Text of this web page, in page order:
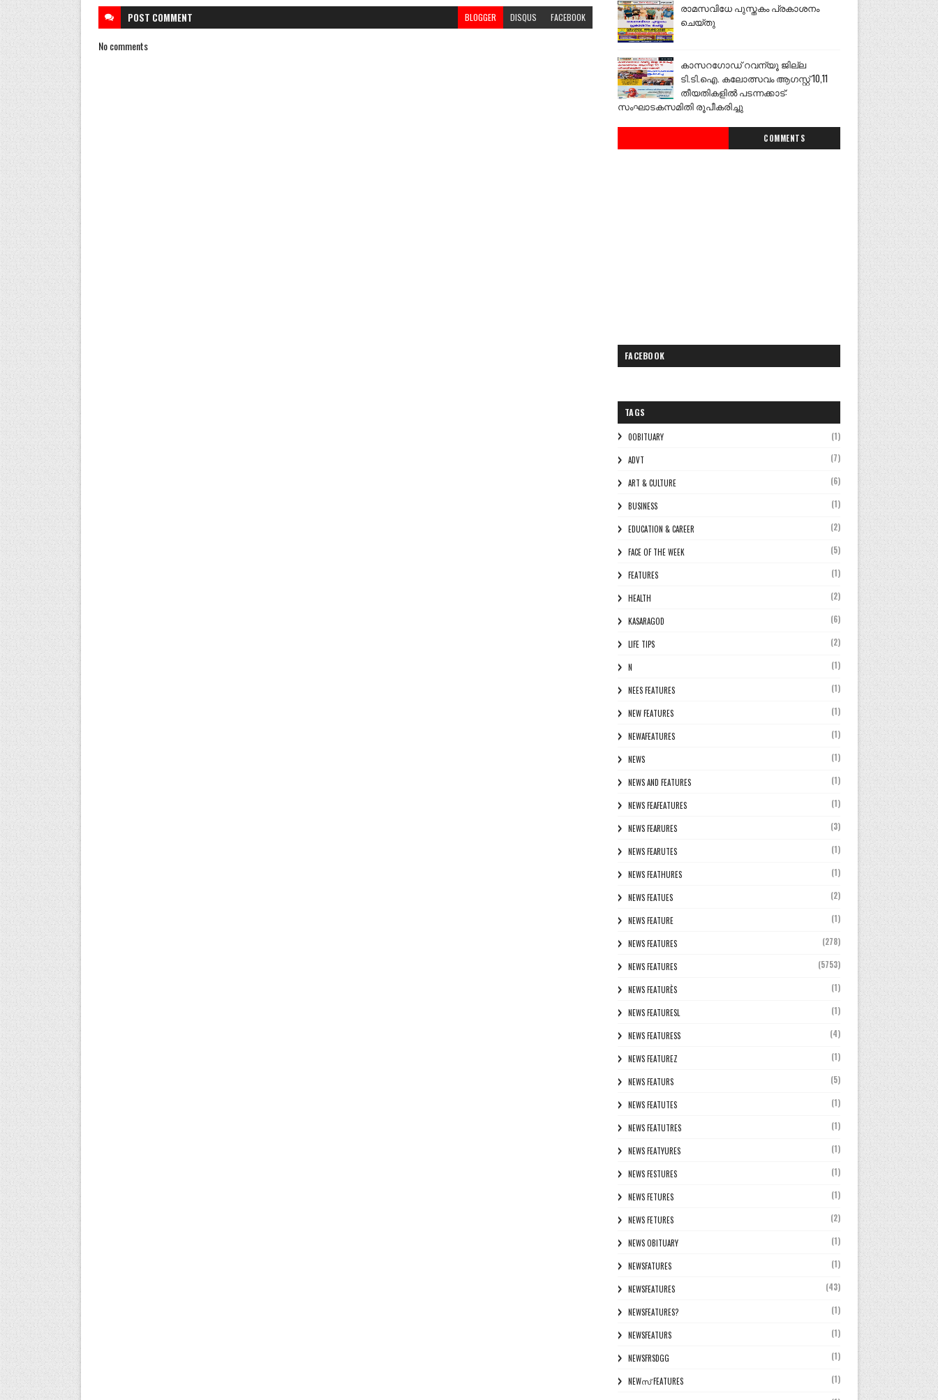
POST COMMENT BLOGGER DISQUS FACEBOOK
No comments
രാമസവിധേ പുസ്തകം പ്രകാശനം
ചെയ്തു
കാസറഗോഡ് റവന്യൂ ജില്ല
ടി.ടി.ഐ. കലോത്സവം ആഗസ്റ്റ് 10,11
തീയതികളിൽ പടന്നക്കാട്:
സംഘാടകസമിതി രൂപീകരിച്ചു
COMMENTS
FACEBOOK
TAGS
0OBITUARY (1)
ADVT (7)
ART & CULTURE (6)
BUSINESS (1)
EDUCATION & CAREER (2)
FACE OF THE WEEK (5)
FEATURES (1)
HEALTH (2)
KASARAGOD (6)
LIFE TIPS (2)
N (1)
NEES FEATURES (1)
NEW FEATURES (1)
NEWAFEATURES (1)
NEWS (1)
NEWS AND FEATURES (1)
NEWS FEAFEATURES (1)
NEWS FEARURES (3)
NEWS FEARUTES (1)
NEWS FEATHURES (1)
NEWS FEATUES (2)
NEWS FEATURE (1)
NEWS FEATURES (278)
NEWS FEATURES (5753)
NEWS FEATURÈS (1)
NEWS FEATURESL (1)
NEWS FEATURESS (4)
NEWS FEATUREZ (1)
NEWS FEATURS (5)
NEWS FEATUTES (1)
NEWS FEATUTRES (1)
NEWS FEATYURES (1)
NEWS FESTURES (1)
NEWS FETURES (1)
NEWS FETURES (2)
NEWS OBITUARY (1)
NEWSFATURES (1)
NEWSFEATURES (43)
NEWSFEATURES? (1)
NEWSFEATURS (1)
NEWSFRSDGG (1)
NEWസ് FEATURES (1)